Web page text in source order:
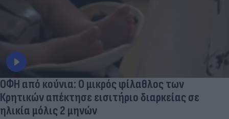
ΟΦΗ από κούνια: Ο μικρός φίλαθλος των
Κρητικών απέκτησε εισιτήριο διαρκείας σε
ηλικία μόλις 2 μηνών